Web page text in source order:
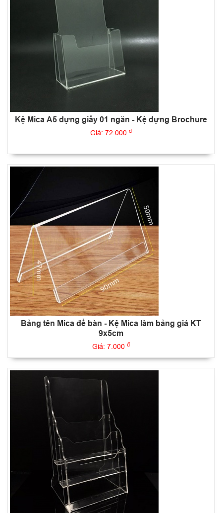
Kệ Mica A5 đựng giấy 01 ngăn - Kệ đựng Brochure
Giá: 72.000 đ
Bảng tên Mica để bàn - Kệ Mica làm bảng giá KT
9x5cm
Giá: 7.000 đ